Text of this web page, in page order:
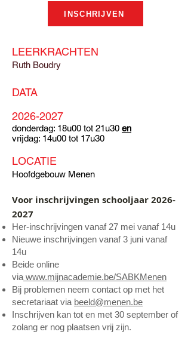
INSCHRIJVEN
LEERKRACHTEN
Ruth Boudry
DATA
2026-2027
donderdag: 18u00 tot 21u30 en
vrijdag: 14u00 tot 17u30
LOCATIE
Hoofdgebouw Menen
Voor inschrijvingen schooljaar2026-
2027
Her-inschrijvingen vanaf 27 mei vanaf 14u
Nieuwe inschrijvingen vanaf 3 juni vanaf
14u
Beide online
via www.mijnacademie.be/SABKMenen​
Bij problemen neem contact op met het
secretariaat via beeld@menen.be
Inschrijven kan tot en met 30 september of
zolang er nog plaatsen vrij zijn.